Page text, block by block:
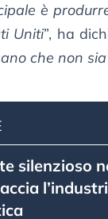
è
Uniti”, ha
che non
silenzioso